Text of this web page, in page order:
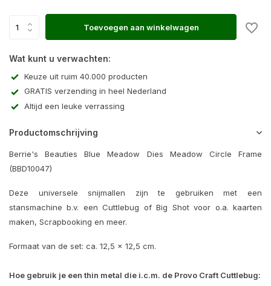
Toevoegen aan winkelwagen
Wat kunt u verwachten:
Keuze uit ruim 40.000 producten
GRATIS verzending in heel Nederland
Altijd een leuke verrassing
Productomschrijving
Berrie's Beauties Blue Meadow Dies Meadow Circle Frame
(BBD10047)
Deze universele snijmallen zijn te gebruiken met een
stansmachine b.v. een Cuttlebug of Big Shot voor o.a. kaarten
maken, Scrapbooking en meer.
Formaat van de set: ca. 12,5 x 12,5 cm.
Hoe gebruik je een thin metal die i.c.m. de Provo Craft Cuttlebug: